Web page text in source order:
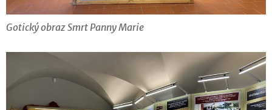
Gotický obraz Smrt Panny Marie